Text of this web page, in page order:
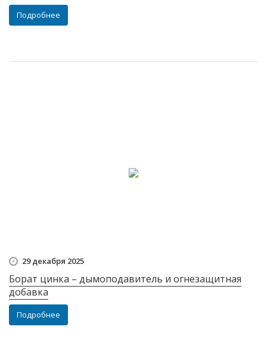
Подробнее
29 декабря 2025
Борат цинка – дымоподавитель и огнезащитная
добавка
Подробнее